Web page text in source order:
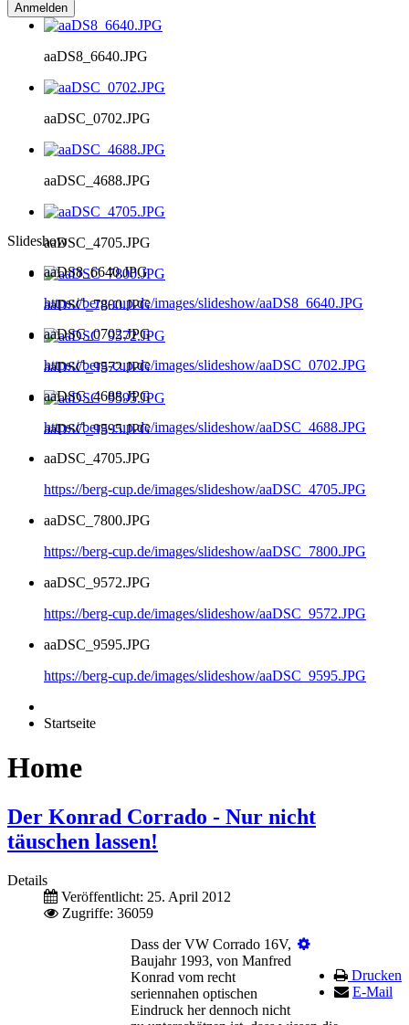
Anmelden
aaDS8_6640.JPG
aaDSC_0702.JPG
aaDSC_4688.JPG
aaDSC_4705.JPG
aaDSC_7800.JPG
aaDSC_9572.JPG
aaDSC_9595.JPG
Slideshow
aaDS8_6640.JPG
https://berg-cup.de/images/slideshow/aaDS8_6640.JPG
aaDSC_0702.JPG
https://berg-cup.de/images/slideshow/aaDSC_0702.JPG
aaDSC_4688.JPG
https://berg-cup.de/images/slideshow/aaDSC_4688.JPG
aaDSC_4705.JPG
https://berg-cup.de/images/slideshow/aaDSC_4705.JPG
aaDSC_7800.JPG
https://berg-cup.de/images/slideshow/aaDSC_7800.JPG
aaDSC_9572.JPG
https://berg-cup.de/images/slideshow/aaDSC_9572.JPG
aaDSC_9595.JPG
https://berg-cup.de/images/slideshow/aaDSC_9595.JPG
Startseite
Home
Der Konrad Corrado - Nur nicht
täuschen lassen!
Details
Veröffentlicht: 25. April 2012
Zugriffe: 36059
Drucken
E-Mail
Dass der VW Corrado 16V,
Baujahr 1993, von Manfred
Konrad vom recht
seriennahen optischen
Eindruck her dennoch nicht